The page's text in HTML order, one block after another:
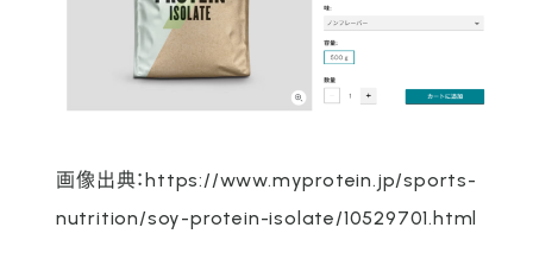
画像出典：https://www.myprotein.jp/sports-
nutrition/soy-protein-isolate/10529701.html